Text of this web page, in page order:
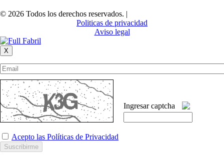
© 2026 Todos los derechos reservados. |
Politicas de privacidad
Aviso legal
X
Ingresar captcha
Acepto las Políticas de Privacidad
Suscribirme